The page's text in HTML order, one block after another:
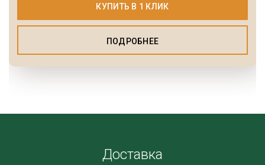
КУПИТЬ В 1 КЛИК
ПОДРОБНЕЕ
Доставка